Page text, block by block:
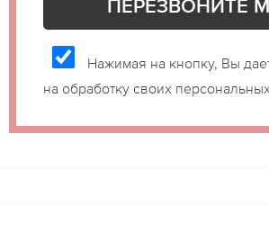
Нажимая на кнопку, Вы
на обработку своих